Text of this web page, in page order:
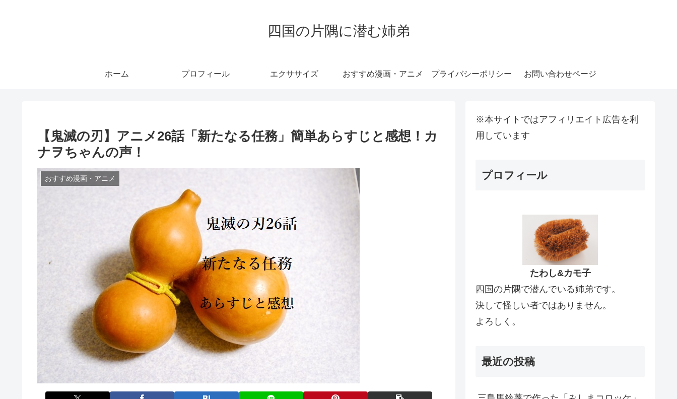
四国の片隅に潜む姉弟
ホーム プロフィール エクササイズ おすすめ漫画・アニメ プライバシーポリシー お問い合わせページ
【鬼滅の刃】アニメ26話「新たなる任務」簡単あらすじと感想！カ
ナヲちゃんの声！
おすすめ漫画・アニメ
※本サイトではアフィリエイト広告を利
用しています
プロフィール
たわし&カモ子
四国の片隅で潜んでいる姉弟です。
決して怪しい者ではありません。
よろしく。
最近の投稿